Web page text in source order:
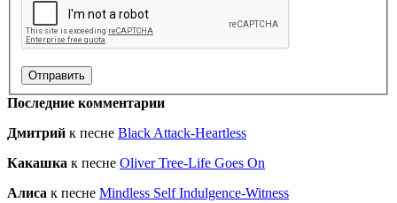
Последние комментарии
Дмитрий к песне Black Attack-Heartless
Какашка к песне Oliver Tree-Life Goes On
Алиса к песне Mindless Self Indulgence-Witness